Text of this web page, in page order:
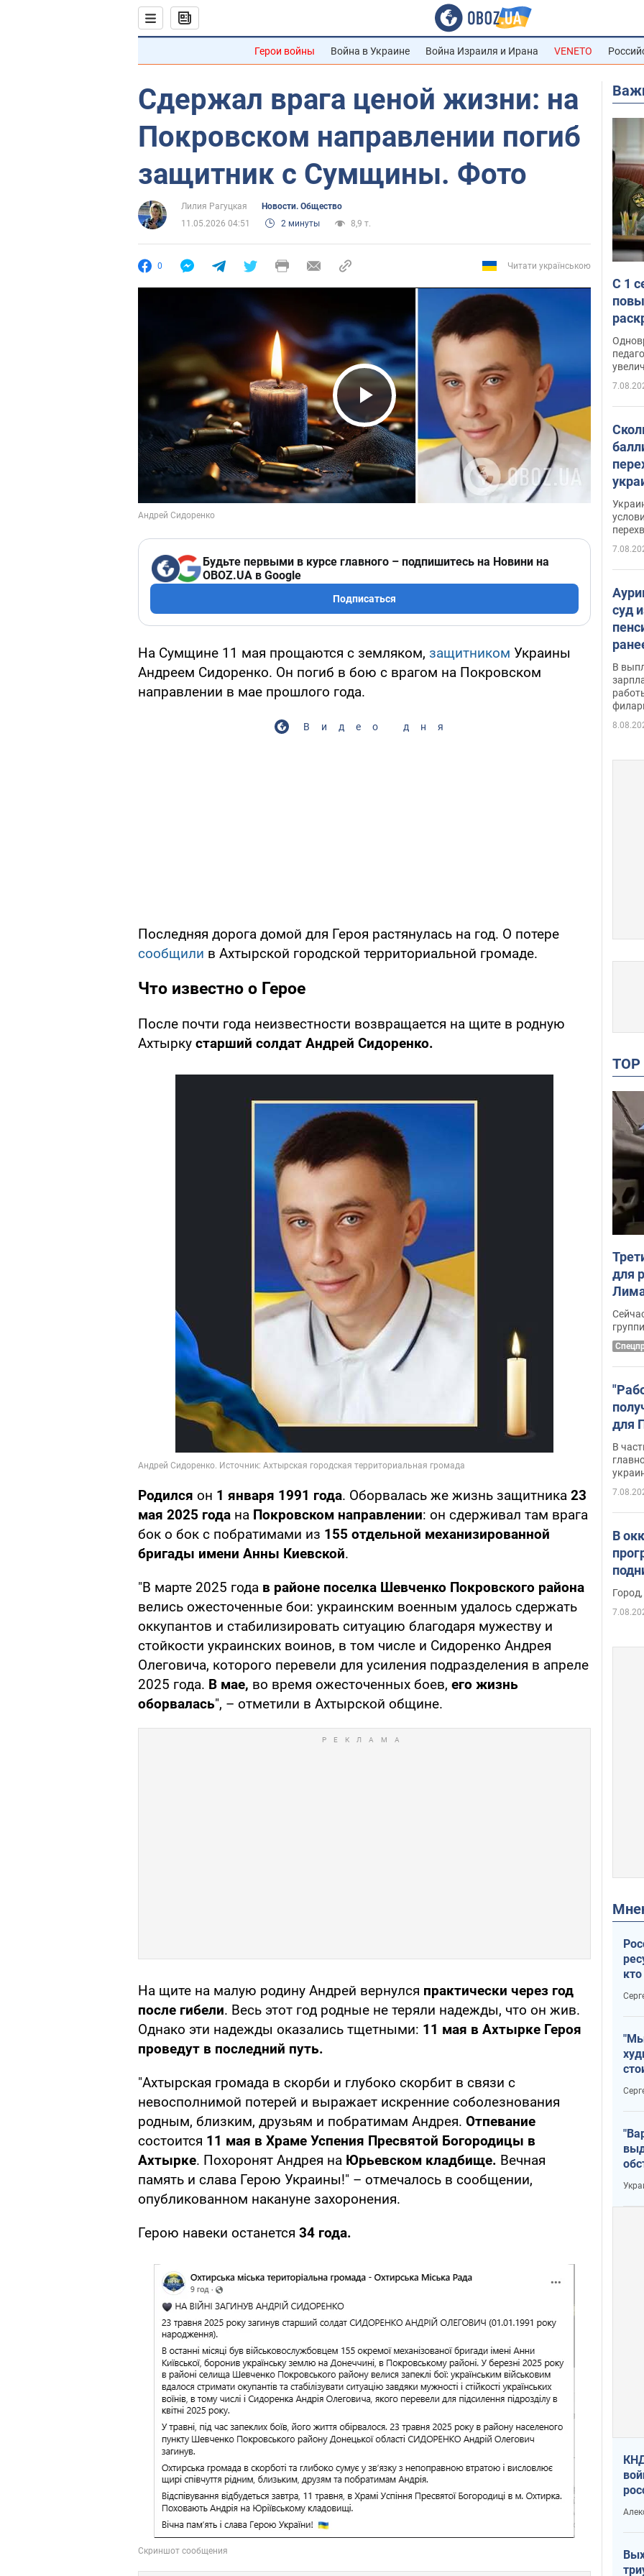
Герои войны Война в Украине Война Израиля и Ирана VENETO
Сдержал врага ценой жизни: на
Покровском направлении погиб
защитник с Сумщины. Фото
Лилия Рагуцкая
Новости. Общество
11.05.2026 04:51
2 минуты 8,9 т.
0 Читати українською
Play Video
Будьте первыми в курсе главного – подпишитесь на Новини на
OBOZ.UA в Google
Подписаться
На Сумщине 11 мая прощаются с земляком, защитником Украины
Андреем Сидоренко. Он погиб в бою с врагом на Покровском
направлении в мае прошлого года.
Видео дня
Последняя дорога домой для Героя растянулась на год. О потере
сообщили в Ахтырской городской территориальной громаде.
Что известно о Герое
После почти года неизвестности возвращается на щите в родную
Ахтырку старший солдат Андрей Сидоренко.
Родился он 1 января 1991 года. Оборвалась же жизнь защитника 23
мая 2025 года на Покровском направлении: он сдерживал там врага
бок о бок с побратимами из 155 отдельной механизированной
бригады имени Анны Киевской.
"В марте 2025 года в районе поселка Шевченко Покровского района
велись ожесточенные бои: украинским военным удалось сдержать
оккупантов и стабилизировать ситуацию благодаря мужеству и
стойкости украинских воинов, в том числе и Сидоренко Андрея
Олеговича, которого перевели для усиления подразделения в апреле
2025 года. В мае, во время ожесточенных боев, его жизнь
оборвалась", – отметили в Ахтырской общине.
На щите на малую родину Андрей вернулся практически через год
после гибели. Весь этот год родные не теряли надежды, что он жив.
Однако эти надежды оказались тщетными: 11 мая в Ахтырке Героя
проведут в последний путь.
"Ахтырская громада в скорби и глубоко скорбит в связи с
невосполнимой потерей и выражает искренние соболезнования
родным, близким, друзьям и побратимам Андрея. Отпевание
состоится 11 мая в Храме Успения Пресвятой Богородицы в
Ахтырке. Похоронят Андрея на Юрьевском кладбище. Вечная
память и слава Герою Украины!" – отмечалось в сообщении,
опубликованном накануне захоронения.
Герою навеки останется 34 года.
С 1
суд
В
для
для
В
В